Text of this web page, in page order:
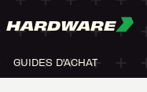
HARDWARE
GUIDES D'ACHAT